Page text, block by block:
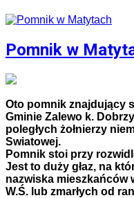
Pomnik w
Oto pomnik znajdujący
Gminie Zalewo k.
poległych żołnierzy
Swiatowej.
Pomnik stoi przy
Jest to duży głaz, na
nazwiska mieszkańców
W.Ś. lub zmarłych od